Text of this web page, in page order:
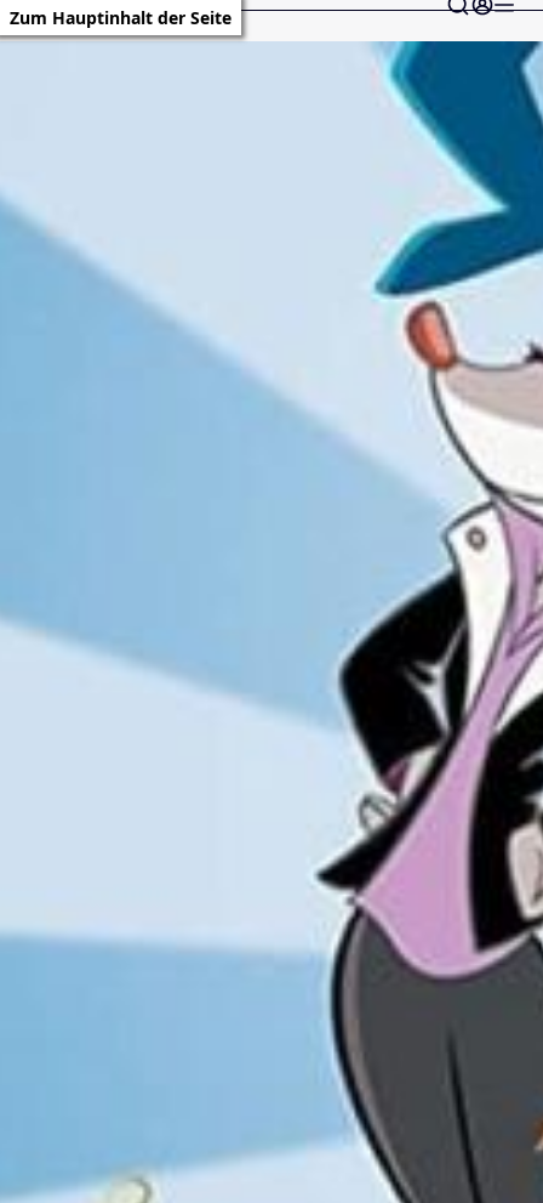
Zum Hauptinhalt der Seite